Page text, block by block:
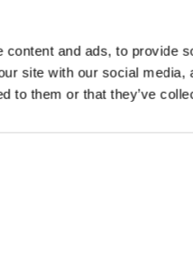
and ads, to provide
site with our social
to them or that they’ve